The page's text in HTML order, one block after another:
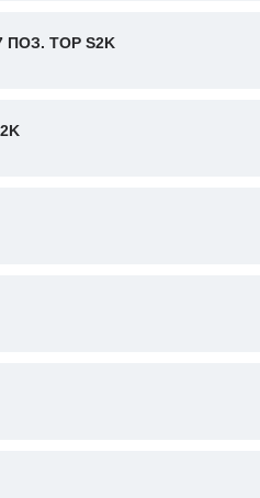
ТОР S2K